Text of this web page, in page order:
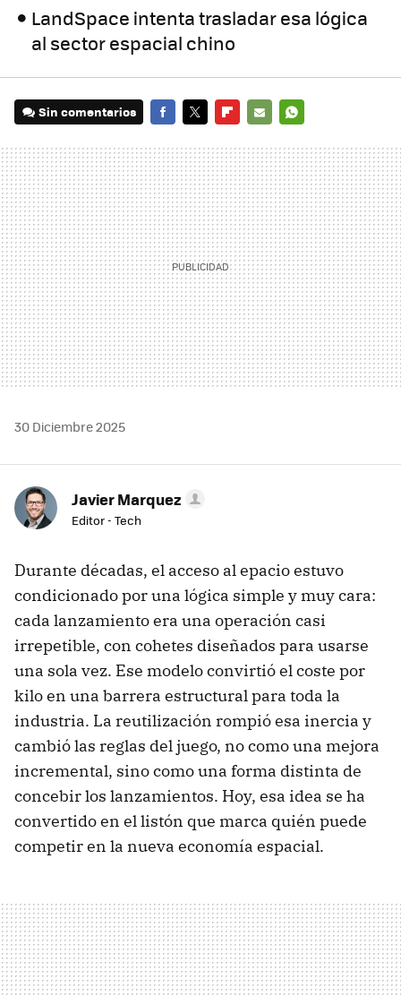
LandSpace intenta trasladar esa lógica
al sector espacial chino
Sin comentarios
MAIL
30 Diciembre 2025
Javier Marquez
Editor - Tech
Durante décadas, el acceso al epacio estuvo
condicionado por una lógica simple y muy cara:
cada lanzamiento era una operación casi
irrepetible, con cohetes diseñados para usarse
una sola vez. Ese modelo convirtió el coste por
kilo en una barrera estructural para toda la
industria. La reutilización rompió esa inercia y
cambió las reglas del juego, no como una mejora
incremental, sino como una forma distinta de
concebir los lanzamientos. Hoy, esa idea se ha
convertido en el listón que marca quién puede
competir en la nueva economía espacial.